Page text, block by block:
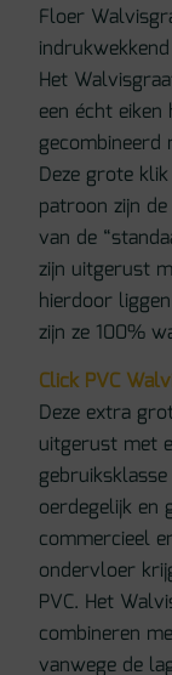
Floer
Het
een écht
gecombineerd
Deze grote
patroon zijn
van de
zijn uitgerust
hierdoor
zijn ze 100%
Click PVC
Deze extra
uitgerust met
oerdegelijk en
commercieel
ondervloer
PVC. Het
combineren
vanwege de